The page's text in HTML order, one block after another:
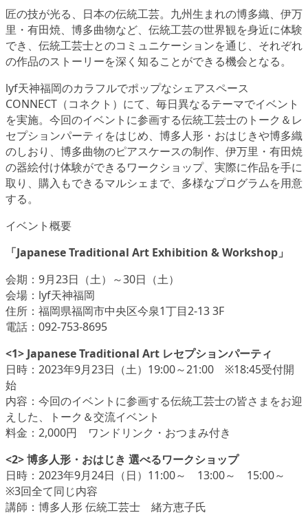
匠の技が光る、日本の伝統工芸。九州生まれの博多織、伊万
里・有田焼、博多曲物など、伝統工芸の世界観を身近に体験
でき、伝統工芸士とのコミュニケーションを通じ、それぞれ
の作品のストーリーを深く知ることができる機会となる。
lyf天神福岡のカラフルでポップなシェアスペース
CONNECT（コネクト）にて、毎日異なるテーマでイベント
を実施。今回のイベントに参画する伝統工芸士のトーク＆レ
セプションパーティをはじめ、博多人形・おはじきや博多織
のしおり、博多曲物のピアスケースの制作、伊万里・有田焼
の器絵付け体験ができるワークショップ、実際に作品を手に
取り、購入もできるマルシェまで、多様なプログラムを用意
する。
イベント概要
「Japanese Traditional Art Exhibition & Workshop」
会期：9月23日（土）～30日（土）
会場：lyf天神福岡
住所：福岡県福岡市中央区今泉1丁目2-13 3F
電話：092-753-8695
<1> Japanese Traditional Art レセプションパーティ
日時：2023年9月23日（土）19:00～21:00 ※18:45受付開
始
内容：今回のイベントに参画する伝統工芸士の皆さまをお迎
えした、トーク＆交流イベント
料金：2,000円 ワンドリンク・おつまみ付き
<2> 博多人形・おはじき 選べるワークショップ
日時：2023年9月24日（日）11:00～ 13:00～ 15:00～
※3回全て同じ内容
講師：博多人形 伝統工芸士 緒方恵子氏